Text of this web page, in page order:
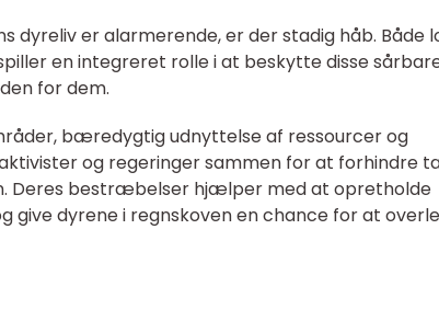
dyreliv er alarmerende, er der stadig håb. Både
en integreret rolle i at beskytte disse
for dem.
bæredygtig udnyttelse af ressourcer og
og regeringer sammen for at forhindre
Deres bestræbelser hjælper med at opretholde
give dyrene i regnskoven en chance for at